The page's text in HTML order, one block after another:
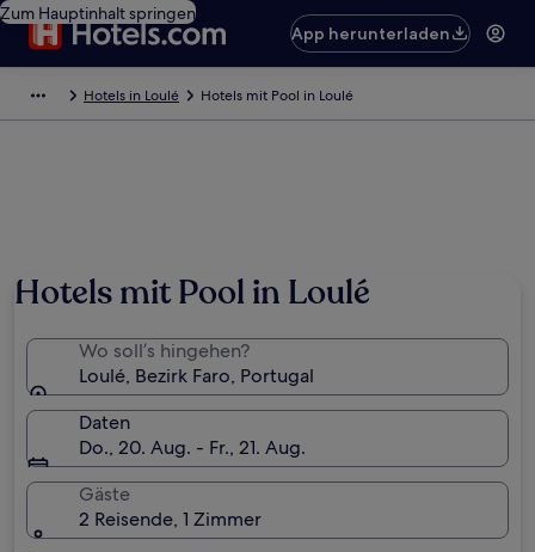
Zum Hauptinhalt springen
App herunterladen
Hotels in Loulé Hotels mit Pool in Loulé
Hotels mit Pool in Loulé
Wo soll’s hingehen?
Loulé, Bezirk Faro, Portugal
Daten
Do., 20. Aug. - Fr., 21. Aug.
Gäste
2 Reisende, 1 Zimmer